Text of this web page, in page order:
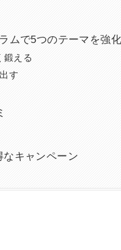
ムで5つのテーマを強化
える
す
キャンペーン